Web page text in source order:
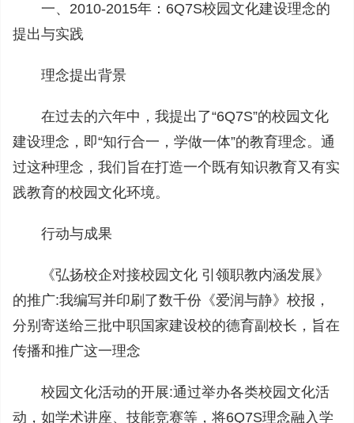
一、2010-2015年：6Q7S校园文化建设理念的
提出与实践
理念提出背景
在过去的六年中，我提出了“6Q7S”的校园文化
建设理念，即“知行合一，学做一体”的教育理念。通
过这种理念，我们旨在打造一个既有知识教育又有实
践教育的校园文化环境。
行动与成果
《弘扬校企对接校园文化 引领职教内涵发展》
的推广:我编写并印刷了数千份《爱润与静》校报，
分别寄送给三批中职国家建设校的德育副校长，旨在
传播和推广这一理念
校园文化活动的开展:通过举办各类校园文化活
动，如学术讲座、技能竞赛等，将6Q7S理念融入学